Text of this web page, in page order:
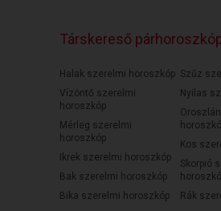
Társkereső
Halak szerelmi horoszkóp
Vízöntő szerelmi
horoszkóp
Mérleg szerelmi
horoszkóp
Ikrek szerelmi horoszkóp
Bak szerelmi horoszkóp
Bika szerelmi horoszkóp
Szűz
Nyilas
Kos
Skorpió
Rák